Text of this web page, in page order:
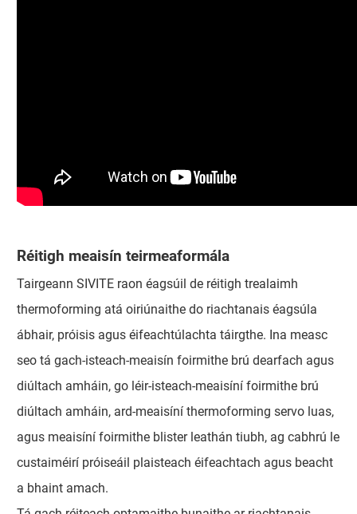
Réitigh meaisín teirmeaformála
Tairgeann SIVITE raon éagsúil de réitigh trealaimh
thermoforming atá oiriúnaithe do riachtanais éagsúla
ábhair, próisis agus éifeachtúlachta táirgthe. Ina measc
seo tá gach-isteach-meaisín foirmithe brú dearfach agus
diúltach amháin, go léir-isteach-meaisíní foirmithe brú
diúltach amháin, ard-meaisíní thermoforming servo luas,
agus meaisíní foirmithe blister leathán tiubh, ag cabhrú le
custaiméirí próiseáil plaisteach éifeachtach agus beacht
a bhaint amach.